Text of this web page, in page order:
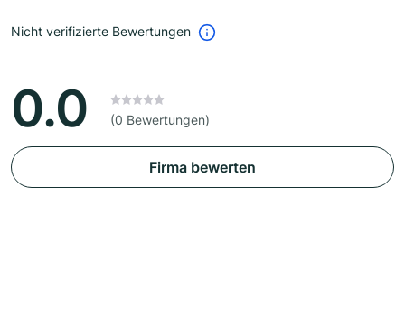
Nicht verifizierte Bewertungen
0.0 (0 Bewertungen)
Firma bewerten